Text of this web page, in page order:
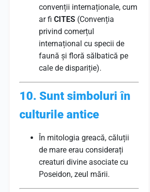
convenții internaționale, cum
ar fi CITES (Convenția
privind comerțul
internațional cu specii de
faună și floră sălbatică pe
cale de dispariție).
10. Sunt simboluri în
culturile antice
În mitologia greacă, căluții
de mare erau considerați
creaturi divine asociate cu
Poseidon, zeul mării.